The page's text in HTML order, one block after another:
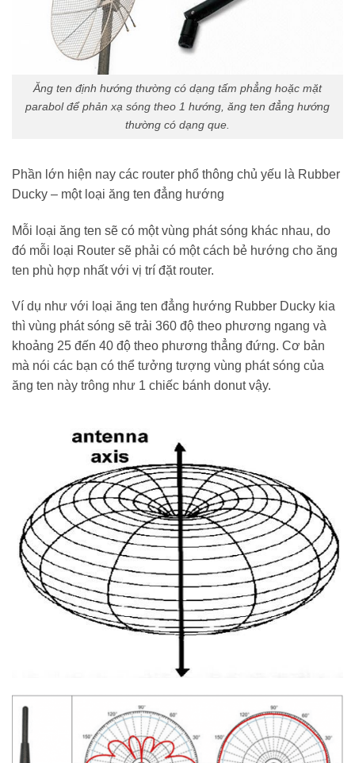
Ăng ten định hướng thường có dạng tấm phẳng hoặc mặt
parabol để phản xạ sóng theo 1 hướng, ăng ten đẳng hướng
thường có dạng que.
Phần lớn hiện nay các router phổ thông chủ yếu là Rubber
Ducky – một loại ăng ten đẳng hướng
Mỗi loại ăng ten sẽ có một vùng phát sóng khác nhau, do
đó mỗi loại Router sẽ phải có một cách bẻ hướng cho ăng
ten phù hợp nhất với vị trí đặt router.
Ví dụ như với loại ăng ten đẳng hướng Rubber Ducky kia
thì vùng phát sóng sẽ trải 360 độ theo phương ngang và
khoảng 25 đến 40 độ theo phương thẳng đứng. Cơ bản
mà nói các bạn có thể tưởng tượng vùng phát sóng của
ăng ten này trông như 1 chiếc bánh donut vậy.